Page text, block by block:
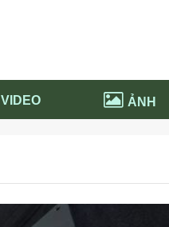
VIDEO ẢNH
Tử vi hàng ngày